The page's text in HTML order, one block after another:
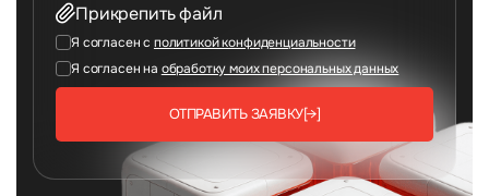
Прикрепить файл
Я согласен с политикой конфиденциальности
Я согласен на обработку моих персональных данных
ОТПРАВИТЬ ЗАЯВКУ[→]